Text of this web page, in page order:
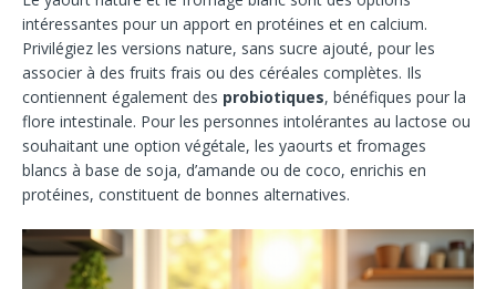
intéressantes pour un apport en protéines et en calcium.
Privilégiez les versions nature, sans sucre ajouté, pour les
associer à des fruits frais ou des céréales complètes. Ils
contiennent également des probiotiques, bénéfiques pour la
flore intestinale. Pour les personnes intolérantes au lactose ou
souhaitant une option végétale, les yaourts et fromages
blancs à base de soja, d’amande ou de coco, enrichis en
protéines, constituent de bonnes alternatives.